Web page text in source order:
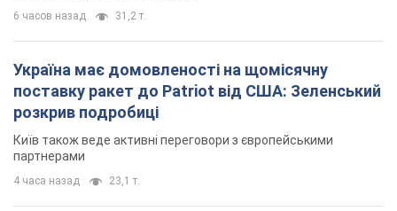
6 часов назад 31,2 т.
Україна має домовленості на щомісячну
поставку ракет до Patriot від США: Зеленський
розкрив подробиці
Київ також веде активні переговори з європейськими
партнерами
4 часа назад 23,1 т.